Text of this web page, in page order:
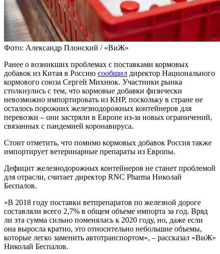
Фото: Александр Плонский / «ВиЖ»
Ранее о возникших проблемах с поставками кормовых
добавок из Китая в Россию сообщил директор Национального
кормового союза Сергей Михнюк. Участники рынка
столкнулись с тем, что кормовые добавки физически
невозможно импортировать из КНР, поскольку в стране не
осталось порожних железнодорожных контейнеров для
перевозки – они застряли в Европе из-за новых ограничений,
связанных с пандемией коронавируса.
Стоит отметить, что помимо кормовых добавок Россия также
импортирует ветеринарные препараты из Европы.
Дефицит железнодорожных контейнеров не станет проблемой
для отрасли, считает директор RNC Pharma Николай
Беспалов.
«В 2018 году поставки ветпрепаратов по железной дороге
составляли всего 2,7% в общем объеме импорта за год. Вряд
ли эта сумма сильно поменялась к 2020 году, но, даже если
она выросла кратно, это относительно небольшие объемы,
которые легко заменить автотранспортом», – рассказал «ВиЖ»
Николай Беспалов.